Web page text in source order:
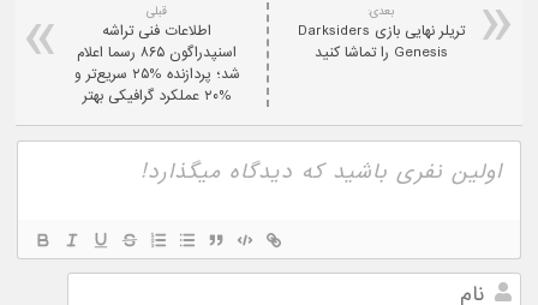
قبلی
اطلاعات فنی تراشه
اسنپدراگون ۸۶۵ رسما اعلام
شد؛ پردازنده %۲۵ سریع‌تر و
%۲۰ عملکرد گرافیکی بهتر
بعدی:
تریلر نهایی بازی Darksiders
Genesis را تماشا کنید
نام